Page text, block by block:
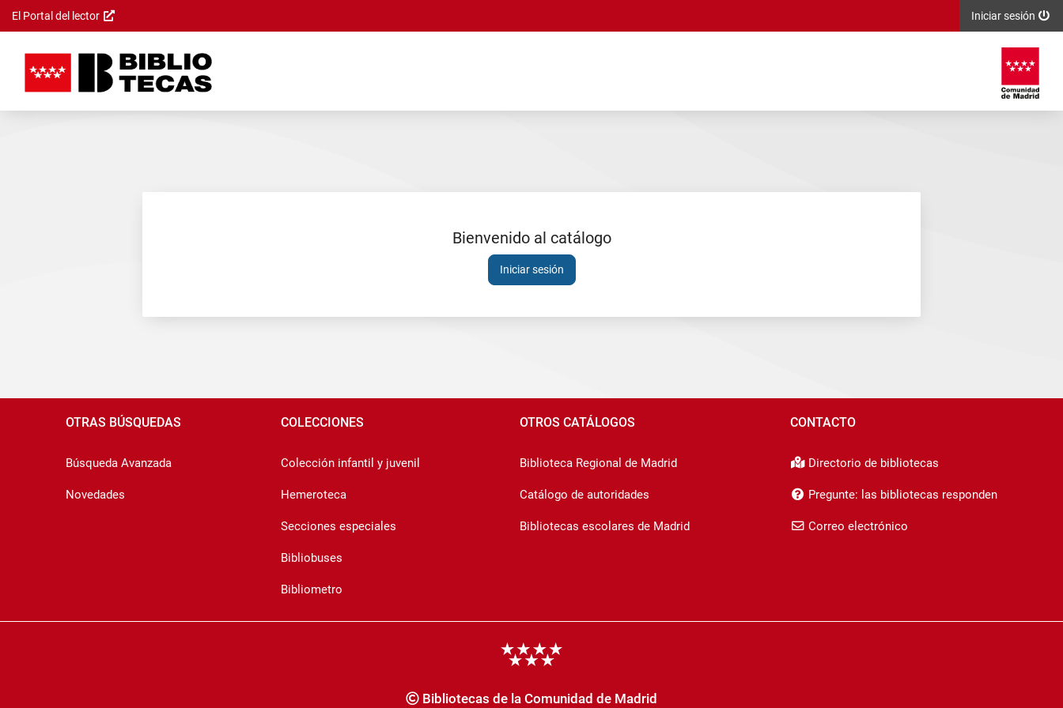
Saltar al
principal
El Portal del lector Iniciar sesión
Sesión
expirada
Bienvenido al catálogo
Iniciar sesión
OTRAS BÚSQUEDAS
Búsqueda Avanzada
Novedades
COLECCIONES
Colección infantil y juvenil
Hemeroteca
Secciones especiales
Bibliobuses
Bibliometro
OTROS CATÁLOGOS
Biblioteca Regional de Madrid
Catálogo de autoridades
Bibliotecas escolares de Madrid
CONTACTO
Directorio de bibliotecas
Pregunte: las bibliotecas responden
Correo electrónico
Bibliotecas de la Comunidad de Madrid